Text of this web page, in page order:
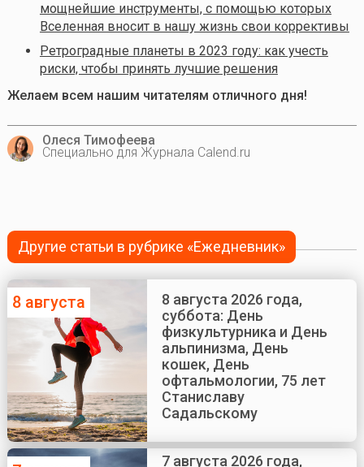
мощнейшие инструменты, с помощью которых
Вселенная вносит в нашу жизнь свои коррективы
Ретроградные планеты в 2023 году: как учесть
риски, чтобы принять лучшие решения
Желаем всем нашим читателям отличного дня!
Олеся Тимофеева
Специально для Журнала Calend.ru
Другие статьи в рубрике «Ежедневник»
8 августа
8 августа 2026 года,
суббота: День
физкультурника и День
альпинизма, День
кошек, День
офтальмологии, 75 лет
Станиславу
Садальскому
7 августа 2026 года,